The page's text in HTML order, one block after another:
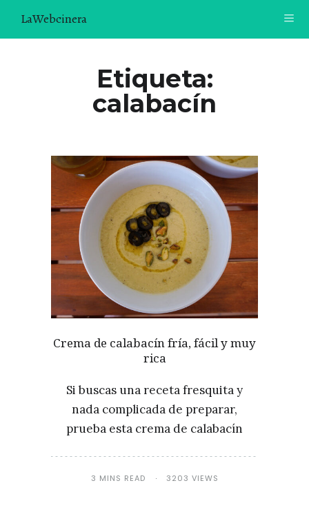
LaWebcinera
SOBRE MÍ
¿TE GUSTARÍA UNIRTE A NUESTRA AVENTURA GASTRON
ÓMICA?
ÚNETE A LA NEWSLETTER
RECOMENDACIONES
Etiqueta:
calabacín
Crema de calabacín fría, fácil y muy
rica
Si buscas una receta fresquita y
nada complicada de preparar,
prueba esta crema de calabacín
3 MINS READ 3203 VIEWS